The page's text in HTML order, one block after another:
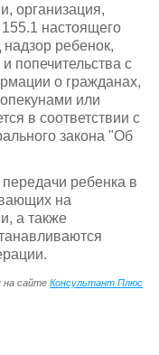
организация,
155.1 настоящего
ребенок,
попечительства с
о гражданах,
или
в соответствии с
закона "Об
ребенка в
на
а также
на сайтеКонсультант Плюс